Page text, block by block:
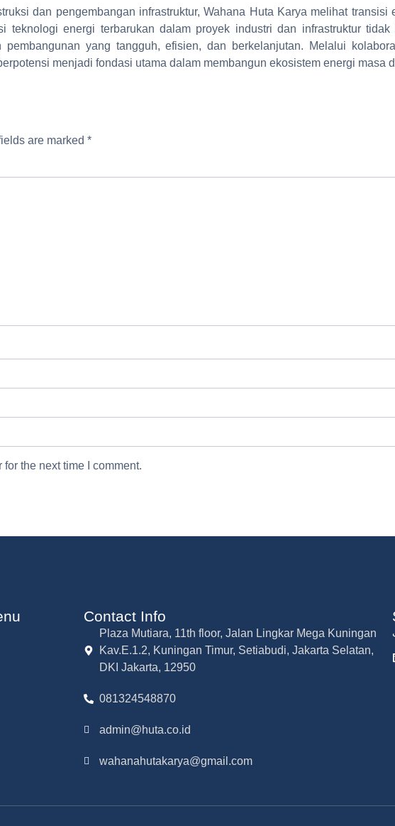
dan pengembangan infrastruktur, Wahana Huta Karya melihat transisi
teknologi energi terbarukan dalam proyek industri dan infrastruktur
yang tangguh, efisien, dan berkelanjutan. Melalui
menjadi fondasi utama dalam membangun ekosistem energi masa
are marked *
the next time I comment.
Contact Info
Plaza Mutiara, 11th floor, Jalan Lingkar Mega Kuningan
Kav.E.1.2, Kuningan Timur, Setiabudi, Jakarta Selatan,
DKI Jakarta, 12950
081324548870
admin@huta.co.id
wahanahutakarya@gmail.com